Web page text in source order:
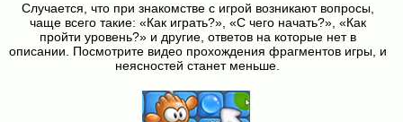
Случается, что при знакомстве с игрой возникают вопросы,
чаще всего такие: «Как играть?», «С чего начать?», «Как
пройти уровень?» и другие, ответов на которые нет в
описании. Посмотрите видео прохождения фрагментов игры, и
неясностей станет меньше.